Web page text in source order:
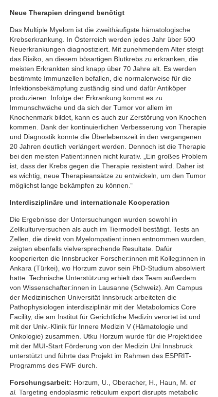
Neue Therapien dringend benötigt
Das Multiple Myelom ist die zweithäufigste hämatologische
Krebserkrankung. In Österreich werden jedes Jahr über 500
Neuerkrankungen diagnostiziert. Mit zunehmendem Alter steigt
das Risiko, an diesem bösartigen Blutkrebs zu erkranken, die
meisten Erkrankten sind knapp über 70 Jahre alt. Es werden
bestimmte Immunzellen befallen, die normalerweise für die
Infektionsbekämpfung zuständig sind und dafür Antiköper
produzieren. Infolge der Erkrankung kommt es zu
Immunschwäche und da sich der Tumor vor allem im
Knochenmark bildet, kann es auch zur Zerstörung von Knochen
kommen. Dank der kontinuierlichen Verbesserung von Therapie
und Diagnostik konnte die Überlebenszeit in den vergangenen
20 Jahren deutlich verlängert werden. Dennoch ist die Therapie
bei den meisten Patient:innen nicht kurativ. „Ein großes Problem
ist, dass der Krebs gegen die Therapie resistent wird. Daher ist
es wichtig, neue Therapieansätze zu entwickeln, um den Tumor
möglichst lange bekämpfen zu können.“
Interdisziplinäre und internationale Kooperation
Die Ergebnisse der Untersuchungen wurden sowohl in
Zellkulturversuchen als auch im Tiermodell bestätigt. Tests an
Zellen, die direkt von Myelompatient:innen entnommen wurden,
zeigten ebenfalls vielversprechende Resultate. Dafür
kooperierten die Innsbrucker Forscher:innen mit Kolleg:innen in
Ankara (Türkei), wo Horzum zuvor sein PhD-Studium absolviert
hatte. Technische Unterstützung erhielt das Team außerdem
von Wissenschafter:innen in Lausanne (Schweiz). Am Campus
der Medizinischen Universität Innsbruck arbeiteten die
Pathophysiologen interdisziplinär mit der Metabolomics Core
Facility, die am Institut für Gerichtliche Medizin verortet ist und
mit der Univ.-Klinik für Innere Medizin V (Hämatologie und
Onkologie) zusammen. Utku Horzum wurde für die Projektidee
mit der MUI-Start Förderung von der Medizin Uni Innsbruck
unterstützt und führte das Projekt im Rahmen des ESPRIT-
Programms des FWF durch.
Forschungsarbeit: Horzum, U., Oberacher, H., Haun, M. et
al. Targeting endoplasmic reticulum export disrupts metabolic